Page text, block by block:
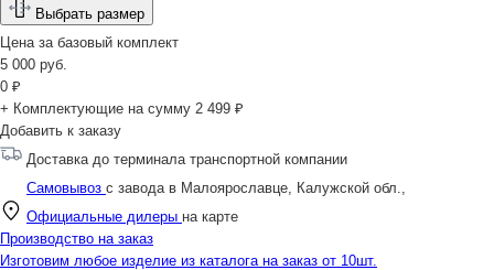
Выбрать размер
Цена за базовый комплект
5 000 руб.
0 ₽
+ Комплектующие на сумму 2 499 ₽
Добавить к заказу
Доставка до терминала транспортной компании
Самовывоз с завода в Малоярославце, Калужской обл.,
Официальные дилеры на карте
Производство на заказ
Изготовим любое изделие из каталога на заказ от 10шт.